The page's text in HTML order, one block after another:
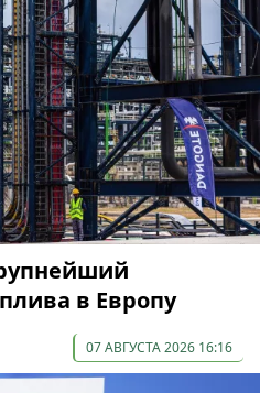
в Европу
07 АВГУСТА 2026 16:16